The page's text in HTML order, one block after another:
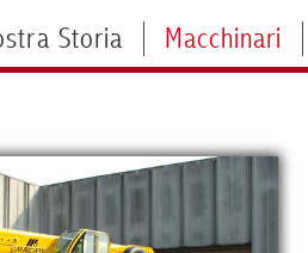
Storia Macchinari